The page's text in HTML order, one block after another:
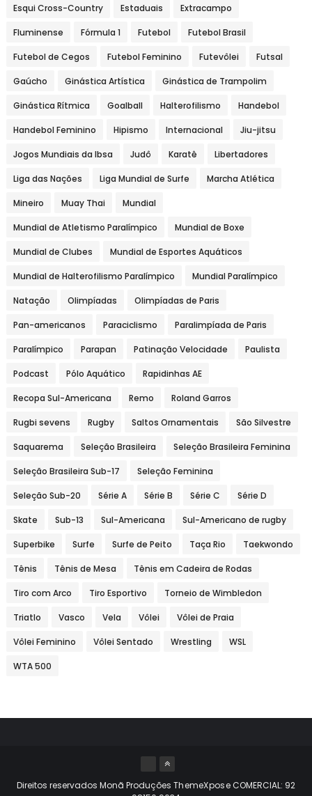
Esqui Cross-Country Estaduais Extracampo
Fluminense Fórmula 1 Futebol Futebol Brasil
Futebol de Cegos Futebol Feminino Futevôlei Futsal
Gaúcho Ginástica Artística Ginástica de Trampolim
Ginástica Rítmica Goalball Halterofilismo Handebol
Handebol Feminino Hipismo Internacional Jiu-jitsu
Jogos Mundiais da Ibsa Judô Karatê Libertadores
Liga das Nações Liga Mundial de Surfe Marcha Atlética
Mineiro Muay Thai Mundial
Mundial de Atletismo Paralímpico Mundial de Boxe
Mundial de Clubes Mundial de Esportes Aquáticos
Mundial de Halterofilismo Paralímpico Mundial Paralímpico
Natação Olimpíadas Olimpíadas de Paris
Pan-americanos Paraciclismo Paralimpíada de Paris
Paralímpico Parapan Patinação Velocidade Paulista
Podcast Pólo Aquático Rapidinhas AE
Recopa Sul-Americana Remo Roland Garros
Rugbi sevens Rugby Saltos Ornamentais São Silvestre
Saquarema Seleção Brasileira Seleção Brasileira Feminina
Seleção Brasileira Sub-17 Seleção Feminina
Seleção Sub-20 Série A Série B Série C Série D
Skate Sub-13 Sul-Americana Sul-Americano de rugby
Superbike Surfe Surfe de Peito Taça Rio Taekwondo
Tênis Tênis de Mesa Tênis em Cadeira de Rodas
Tiro com Arco Tiro Esportivo Torneio de Wimbledon
Triatlo Vasco Vela Vôlei Vôlei de Praia
Vôlei Feminino Vôlei Sentado Wrestling WSL
WTA 500
Direitos reservados Monã Produções ThemeXposeCOMERCIAL: 92